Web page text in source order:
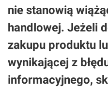
nie stanowią
handlowej. Jeżeli
zakupu produktu
wynikającej z
informacyjnego,